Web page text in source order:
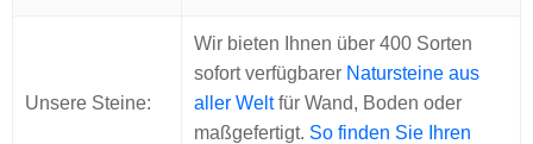
Unsere Steine:
Wir bieten Ihnen über 400 Sorten
sofort verfügbarer Natursteine aus
aller Weltfür Wand, Boden oder
maßgefertigt. So finden Sie Ihren